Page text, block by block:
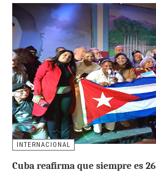
INTERNACIONAL
Cuba reafirma que siempre es 26